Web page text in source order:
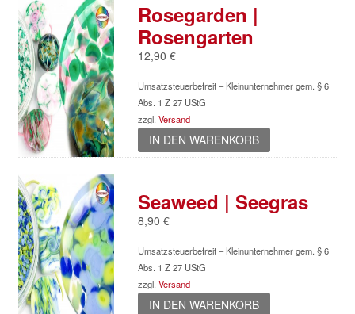
Rosegarden |
Rosengarten
12,90 €
Umsatzsteuerbefreit – Kleinunternehmer gem. § 6
Abs. 1 Z 27 UStG
zzgl. Versand
IN DEN WARENKORB
Seaweed | Seegras
8,90 €
Umsatzsteuerbefreit – Kleinunternehmer gem. § 6
Abs. 1 Z 27 UStG
zzgl. Versand
IN DEN WARENKORB